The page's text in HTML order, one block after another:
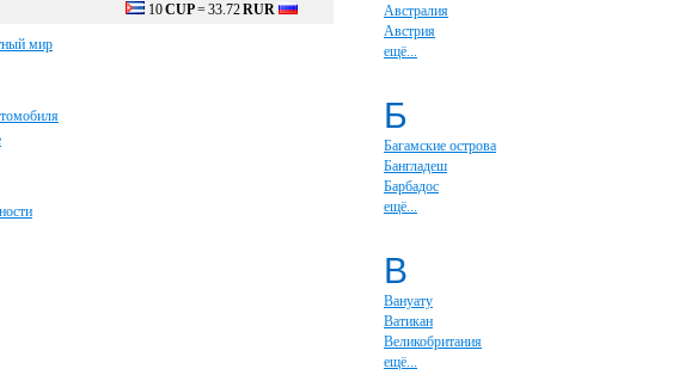
10CUP=33.72RUR
мир
Австралия
Австрия
ещё...
Б
Багамские острова
Бангладеш
Барбадос
ещё...
В
Вануату
Ватикан
Великобритания
ещё...